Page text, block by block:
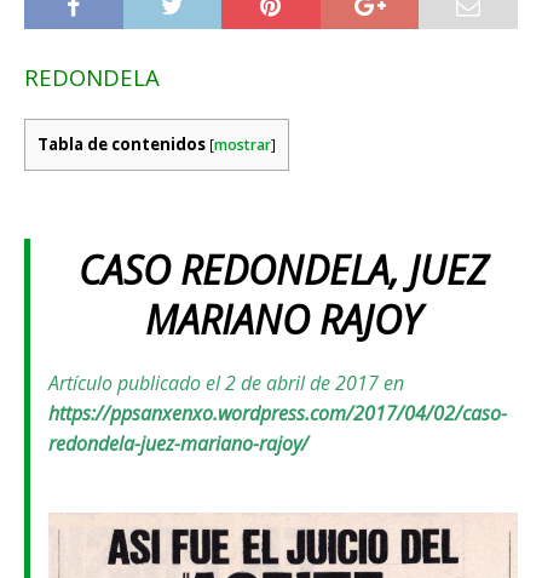
REDONDELA
Tabla de contenidos [mostrar]
CASO REDONDELA, JUEZ
MARIANO RAJOY
Artículo publicado el 2 de abril de 2017 en
https://ppsanxenxo.wordpress.com/2017/04/02/caso-
redondela-juez-mariano-rajoy/